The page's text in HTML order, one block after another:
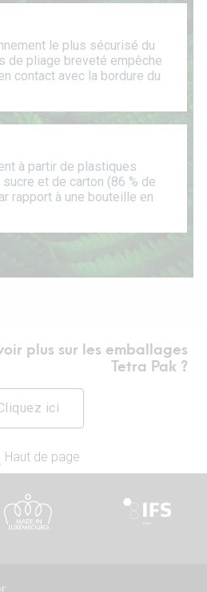
le plus sécurisé du
de pliage breveté empêche
contact avec la bordure du
à partir de plastiques
et de carton (86 % de
rapport à une bouteille en
plus sur les emballages
Tetra Pak ?
ici
Haut de page